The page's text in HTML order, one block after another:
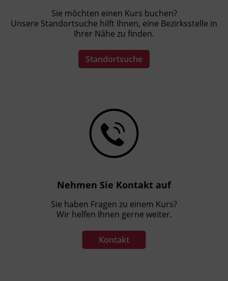
Live Online
Kursbesuchsbestätigung
Praxisnaher Vortrag, Beantwortung von
Anmeldeschluss: Einen Tag vor der
Der Zoom-Link für die Online Veranstaltung
wird Ihnen nach Anmeldung spätestens einen
Tag vor der Veranstaltung zugesendet.
Sie möchten einen Kurs buchen?
Unsere Standortsuche hilft Ihnen, eine Bezirksstelle in
Ihrer Nähe zu finden.
Standortsuche
Nehmen Sie Kontakt auf
Sie haben Fragen zu einem Kurs?
Wir helfen Ihnen gerne weiter.
Kontakt